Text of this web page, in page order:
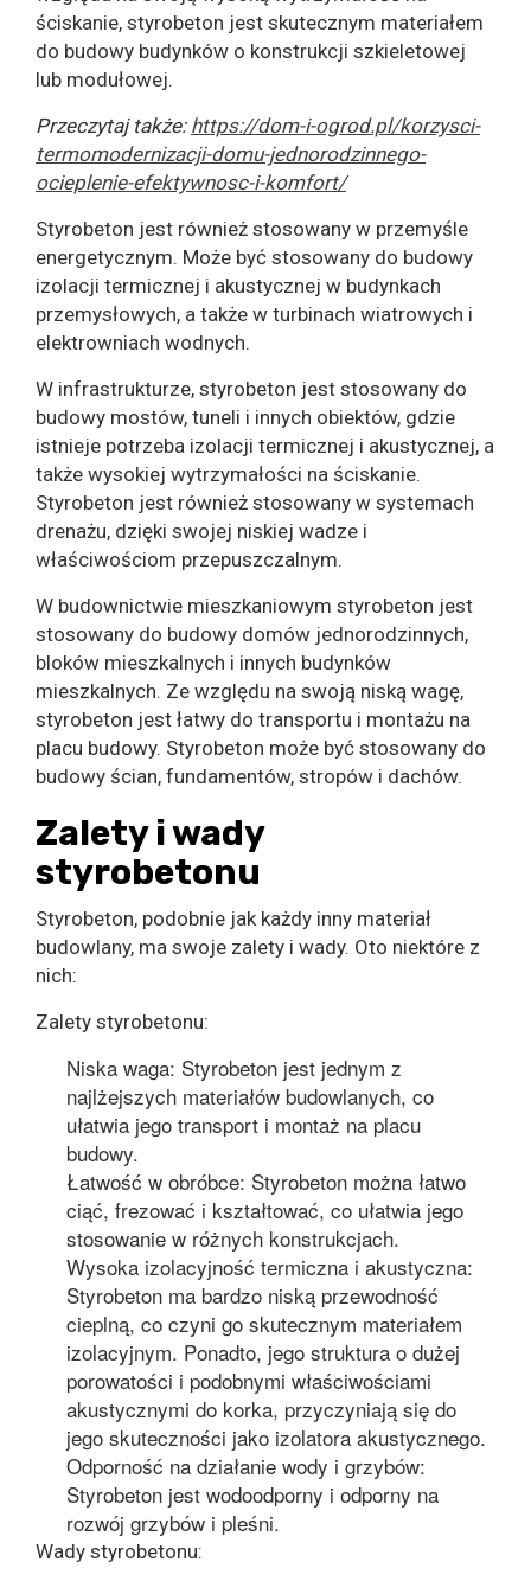
ściskanie, styrobeton jest skutecznym materiałem
do budowy budynków o konstrukcji szkieletowej
lub modułowej.
Przeczytaj także: https://dom-i-ogrod.pl/korzysci-
termomodernizacji-domu-jednorodzinnego-
ocieplenie-efektywnosc-i-komfort/
Styrobeton jest również stosowany w przemyśle
energetycznym. Może być stosowany do budowy
izolacji termicznej i akustycznej w budynkach
przemysłowych, a także w turbinach wiatrowych i
elektrowniach wodnych.
W infrastrukturze, styrobeton jest stosowany do
budowy mostów, tuneli i innych obiektów, gdzie
istnieje potrzeba izolacji termicznej i akustycznej, a
także wysokiej wytrzymałości na ściskanie.
Styrobeton jest również stosowany w systemach
drenażu, dzięki swojej niskiej wadze i
właściwościom przepuszczalnym.
W budownictwie mieszkaniowym styrobeton jest
stosowany do budowy domów jednorodzinnych,
bloków mieszkalnych i innych budynków
mieszkalnych. Ze względu na swoją niską wagę,
styrobeton jest łatwy do transportu i montażu na
placu budowy. Styrobeton może być stosowany do
budowy ścian, fundamentów, stropów i dachów.
Zalety i wady
styrobetonu
Styrobeton, podobnie jak każdy inny materiał
budowlany, ma swoje zalety i wady. Oto niektóre z
nich:
Zalety styrobetonu:
Niska waga: Styrobeton jest jednym z
najlżejszych materiałów budowlanych, co
ułatwia jego transport i montaż na placu
budowy.
Łatwość w obróbce: Styrobeton można łatwo
ciąć, frezować i kształtować, co ułatwia jego
stosowanie w różnych konstrukcjach.
Wysoka izolacyjność termiczna i akustyczna:
Styrobeton ma bardzo niską przewodność
cieplną, co czyni go skutecznym materiałem
izolacyjnym. Ponadto, jego struktura o dużej
porowatości i podobnymi właściwościami
akustycznymi do korka, przyczyniają się do
jego skuteczności jako izolatora akustycznego.
Odporność na działanie wody i grzybów:
Styrobeton jest wodoodporny i odporny na
rozwój grzybów i pleśni.
Wady styrobetonu: